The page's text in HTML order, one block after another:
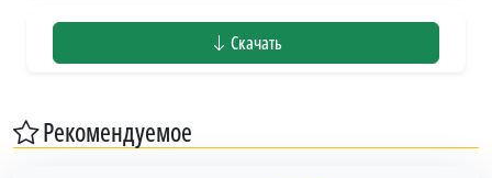
Скачать
Рекомендуемое